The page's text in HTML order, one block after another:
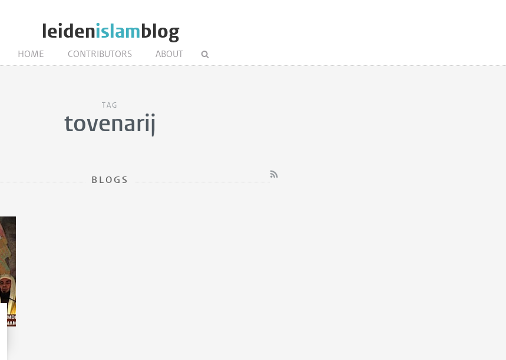
leidenislamblog
HOME CONTRIBUTORS ABOUT
TAG
tovenarij
BLOGS